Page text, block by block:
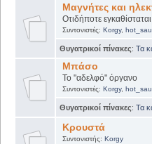
Μαγνήτες και
Οτιδήποτε
Συντονιστές: Korgy,
Θυγατρικοί πίνακες: Τα
Μπάσο
Το "αδελφό" όργανο
Συντονιστές: Korgy,
Θυγατρικοί πίνακες: Τα
Κρουστά
Συντονιστής: Korgy